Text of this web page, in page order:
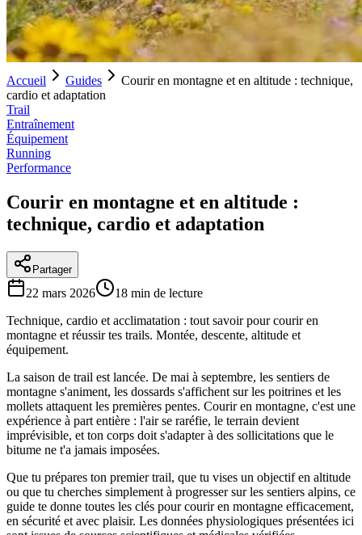
Accueil Guides
Courir en montagne et en altitude : technique,
cardio et adaptation
Trail
Entraînement
Équipement
Running
Performance
Courir en montagne et en altitude :
technique, cardio et adaptation
Partager
22 mars 2026 18 min de lecture
Technique, cardio et acclimatation : tout savoir pour courir en
montagne et réussir tes trails. Montée, descente, altitude et
équipement.
La saison de trail est lancée. De mai à septembre, les sentiers de
montagne s'animent, les dossards s'affichent sur les poitrines et les
mollets attaquent les premières pentes. Courir en montagne, c'est une
expérience à part entière : l'air se raréfie, le terrain devient
imprévisible, et ton corps doit s'adapter à des sollicitations que le
bitume ne t'a jamais imposées.
Que tu prépares ton premier trail, que tu vises un objectif en altitude
ou que tu cherches simplement à progresser sur les sentiers alpins, ce
guide te donne toutes les clés pour courir en montagne efficacement,
en sécurité et avec plaisir. Les données physiologiques présentées ici